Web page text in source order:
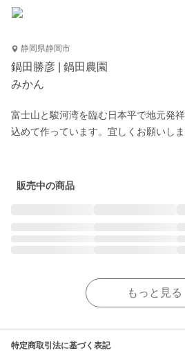
静岡県静岡市
鍋田勝彦 | 鍋田農園
みかん
富士山と駿河湾を臨む日本平で地元発
込めて作っています。宜しくお願いしま
販売中の商品
もっと見る
特定商取引法に基づく表記